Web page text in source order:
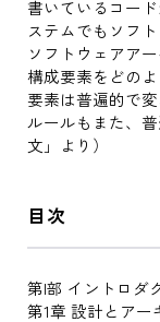
書いているコー
ステムでもソフ
ソフトウェアア
構成要素をどの
要素は普遍的で
ルールもまた、
文」より）
目次
第I部 イントロダ
第1章 設計とアー